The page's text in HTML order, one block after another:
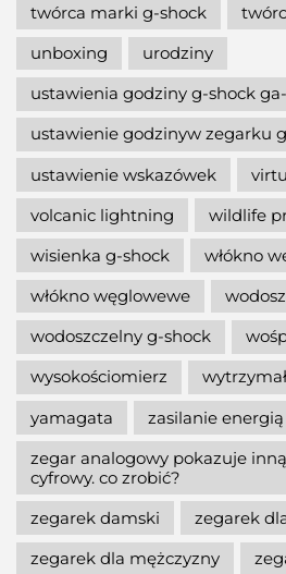
twórca marki g-shock
unboxing
urodziny
ustawienia godziny g-shock
ustawienie godzinyw zegarku
ustawienie wskazówek
volcanic lightning
wildlife
wisienka g-shock
włókno
włókno węglowewe
wodoszczelny g-shock
wysokościomierz
yamagata
zasilanie energią
zegar analogowy pokazuje
cyfrowy. co zrobić?
zegarek damski
zegarek
zegarek dla mężczyzny